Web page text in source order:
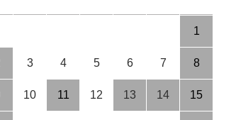
1
3 4 5 6 7 8
10 11 12 13 14 15